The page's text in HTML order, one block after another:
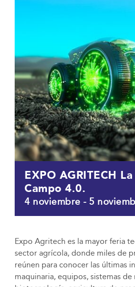
EXPO AGRITECH
Campo 4.0.
4 noviembre - 5
Expo Agritech es la mayor feria
sector agrícola, donde miles de
reúnen para conocer las últimas
maquinaria, equipos, sistemas de